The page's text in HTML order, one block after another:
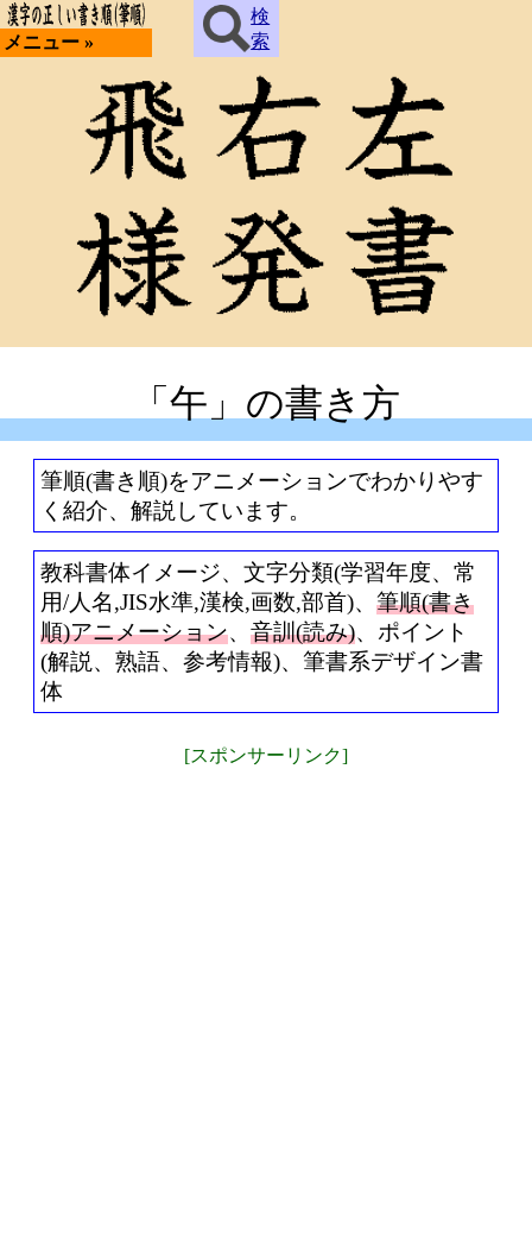
メニュー »
検
索
「午」の書き方
筆順(書き順)をアニメーションでわかりやす
く紹介、解説しています。
教科書体イメージ、文字分類(学習年度、常
用/人名,JIS水準,漢検,画数,部首)、 筆順(書き
順)アニメーション、 音訓(読み)、ポイント
(解説、熟語、参考情報)、筆書系デザイン書
体
[スポンサーリンク]